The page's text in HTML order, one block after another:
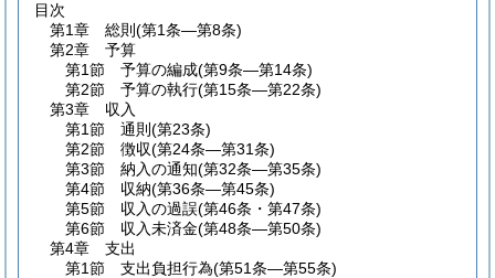
目次
第1章
総則 (第1条―第8条)
第2章
予算
第1節
予算の編成(第9条―第14条)
第2節
予算の執行(第15条―第22条)
第3章
収入
第1節
通則 (第23条)
第2節
徴収(第24条―第31条)
第3節
納入の通知(第32条―第35条)
第4節
収納(第36条―第45条)
第5節
収入の過誤(第46条・第47条)
第6節
収入未済金(第48条―第50条)
第4章
支出
第1節
支出負担行為(第51条―第55条)